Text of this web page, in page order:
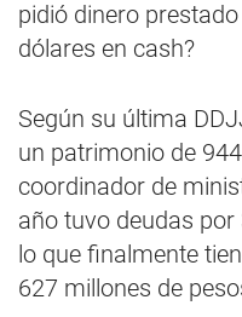
pidió dinero
dólares en cash?
Según su última
un patrimonio de
coordinador de
año tuvo deudas
lo que finalmente
627 millones de